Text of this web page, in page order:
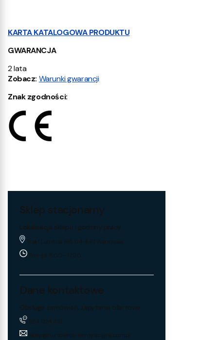
KARTA KATALOGOWA PRODUKTU
GWARANCJA
2 lata
Zobacz: Warunki gwarancji
Znak zgodności:
Sklep stacjonarny
Lokalizacja sklepu i godziny pracy
Trakt Lubelski 195, 04-667 Warszawa
Pon-pt: 8:00 - 17:00
Dane kontaktowe
Obsługa zamówień, zapytania ofertowe
884 024 451
sklep@hurtownia-wentylacyjna.com.pl